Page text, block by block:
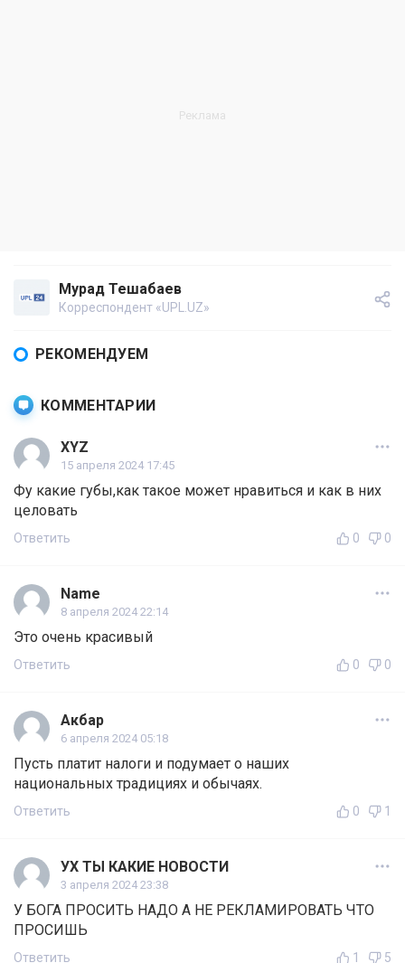
Мурад Тешабаев
Корреспондент «UPL.UZ»
РЕКОМЕНДУЕМ
КОММЕНТАРИИ
XYZ
15 апреля 2024 17:45
Фу какие губы,как такое может нравиться и как в них
целовать
Ответить 0 0
Name
8 апреля 2024 22:14
Это очень красивый
Ответить 0 0
Акбар
6 апреля 2024 05:18
Пусть платит налоги и подумает о наших
национальных традициях и обычаях.
Ответить 0 1
УХ ТЫ КАКИЕ НОВОСТИ
3 апреля 2024 23:38
У БОГА ПРОСИТЬ НАДО А НЕ РЕКЛАМИРОВАТЬ ЧТО
ПРОСИШЬ
Ответить 1 5